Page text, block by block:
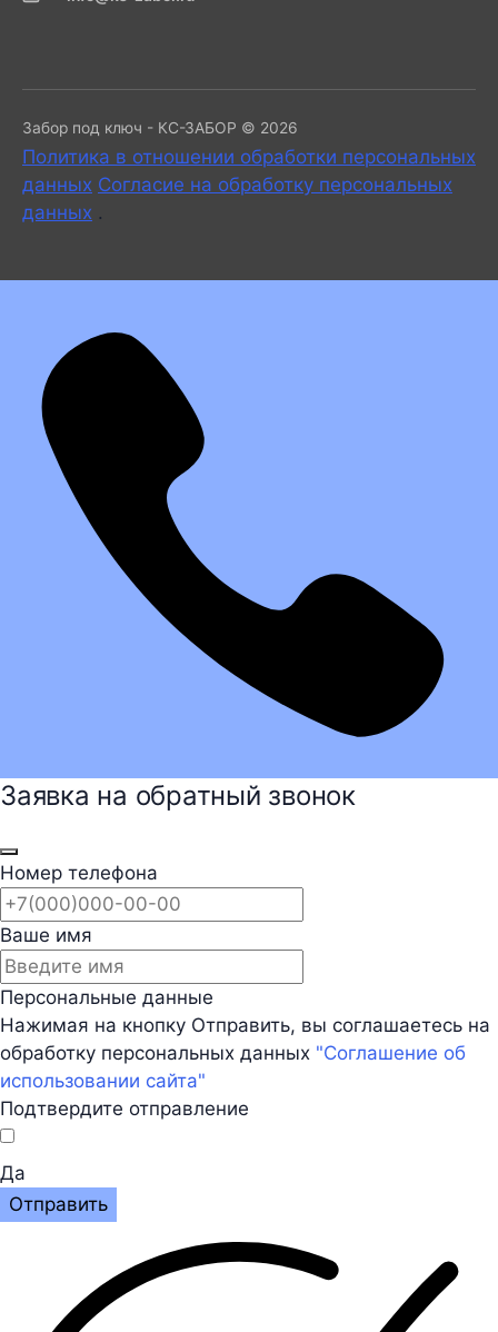
Забор под ключ - КС-ЗАБОР © 2026
Политика в отношении обработки персональных
данных Согласие на обработку персональных
данных .
Заявка на обратный звонок
Номер телефона
Ваше имя
Персональные данные
Нажимая на кнопку Отправить, вы соглашаетесь на
обработку персональных данных "Соглашение об
использовании сайта"
Подтвердите отправление
Да
Отправить